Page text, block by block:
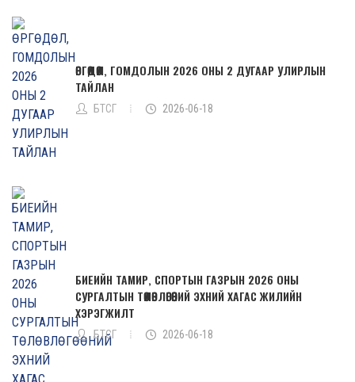
ӨРГӨДӨЛ, ГОМДОЛЫН 2026 ОНЫ 2 ДУГААР УЛИРЛЫН
ТАЙЛАН
БТСГ 2026-06-18
БИЕИЙН ТАМИР, СПОРТЫН ГАЗРЫН 2026 ОНЫ
СУРГАЛТЫН ТӨЛӨВЛӨГӨӨНИЙ ЭХНИЙ ХАГАС ЖИЛИЙН
ХЭРЭГЖИЛТ
БТСГ 2026-06-18